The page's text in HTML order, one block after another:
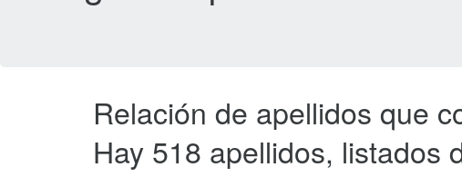
Relación de apellidos que
Hay 518 apellidos, listados